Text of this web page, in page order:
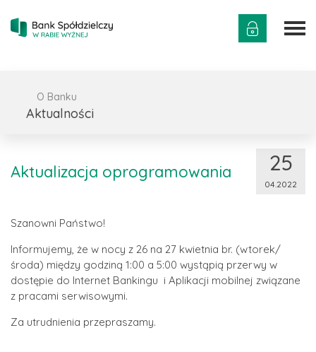
O Banku
Aktualności
Aktualizacja oprogramowania 25
04.2022
Szanowni Państwo!
Informujemy, że w nocy z 26 na 27 kwietnia br. (wtorek/
środa) między godziną 1:00 a 5:00 wystąpią przerwy w
dostępie do Internet Bankingu i Aplikacji mobilnej związane
z pracami serwisowymi.
Za utrudnienia przepraszamy.